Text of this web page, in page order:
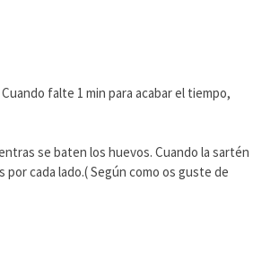
Cuando falte 1 min para acabar el tiempo,
se baten los huevos. Cuando la sartén
cada lado.( Según como os guste de